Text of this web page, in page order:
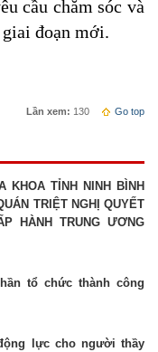
cầu chăm sóc và
giai đoạn mới.
Lần xem: 130 Go top
KHOA TỈNH NINH BÌNH
TRIỆT NGHỊ QUYẾT
HÀNH TRUNG ƯƠNG
tổ chức thành công
lực cho người thầy